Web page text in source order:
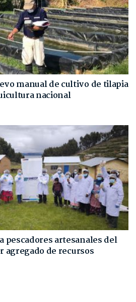
manual de cultivo de tilapia
nacional
pescadores artesanales del
agregado de recursos